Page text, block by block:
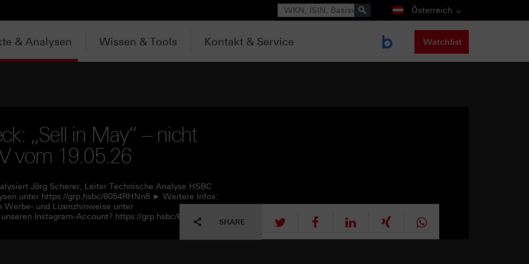
Suche Österreich
& Analysen Wissen & Tools Kontakt & Service Watchlist
„Sell in May“ – nicht
vom 19.05.26
Jörg Scherer, Leiter Technische Analyse HSBC
unter https://grp.hsbc/6054RHNn8 ► Weitere Infos:
und Lizenzhinweise unter
Instagram-Account? https://grp.hsbc/6057RHNn1
SHARE tweet mitteilen